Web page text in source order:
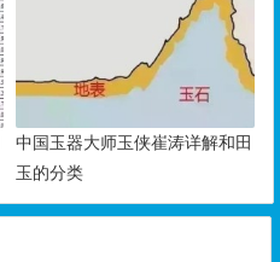
中国玉器大师玉侠崔涛详解和田
玉的分类